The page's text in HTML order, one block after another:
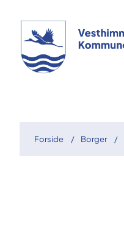
Forside Borger